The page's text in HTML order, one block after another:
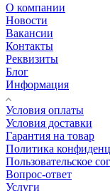
О компании
Новости
Вакансии
Контакты
Реквизиты
Блог
Информация
Условия оплаты
Условия доставки
Гарантия на товар
Политика
Пользовательское
Вопрос-ответ
Услуги